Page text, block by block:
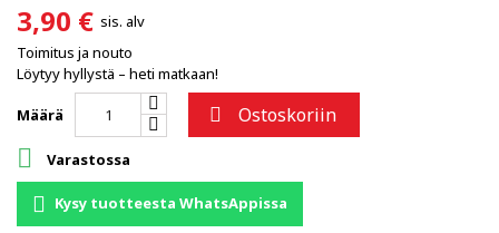
3,90 € sis. alv
Toimitus ja nouto
Löytyy hyllystä – heti matkaan!
Määrä  Ostoskoriin
 Varastossa
Kysy tuotteesta WhatsAppissa